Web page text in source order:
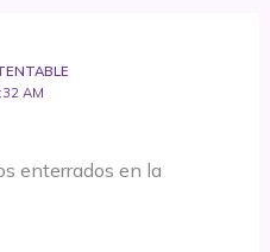
AM
enterrados en la